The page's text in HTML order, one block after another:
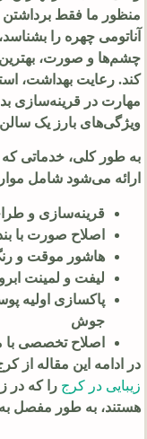
منظور ما فقط
آناتومی چهره را
چشم‌ها و صورت،
کند. رعایت بهداشت،
مهارت در قرینه‌سازی
ویژگی‌های بارز یک
به طور کلی، خدماتی که
ارائه می‌شود شامل
قرینه‌سازی و
اصلاح صورت با
هاشور موقت و رنگ
لیفت و لمینت
پاکسازی اولیه
جوش
اصلاح تخصصی
در ادامه این مقاله از
زیبایی در کرج را که در
هستند، به طور مفصل